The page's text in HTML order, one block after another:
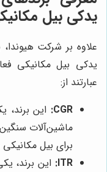
یدکی بیل
علاوه بر شرکت هیوندا،
یدکی بیل مکانیکی
عبارتند از:
CGR: این برند،
ماشین‌آلات
برای بیل
ITR: این برند،